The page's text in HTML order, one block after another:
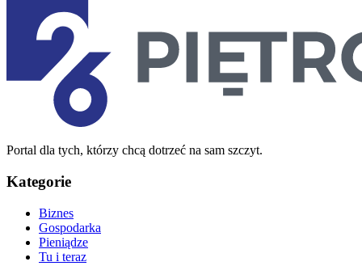
Portal dla tych, którzy chcą dotrzeć na sam szczyt.
Kategorie
Biznes
Gospodarka
Pieniądze
Tu i teraz